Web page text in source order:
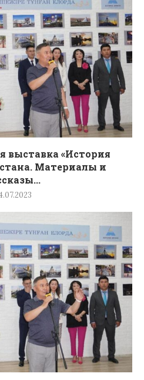
выставка «История
Материалы и